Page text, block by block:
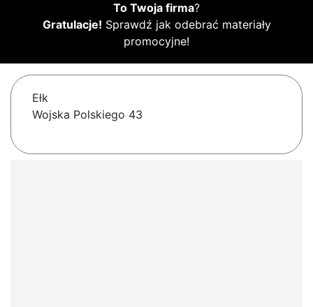
To Twoja firma?
Gratulacje! Sprawdź jak odebrać materiały
promocyjne!
Ełk
Wojska Polskiego 43